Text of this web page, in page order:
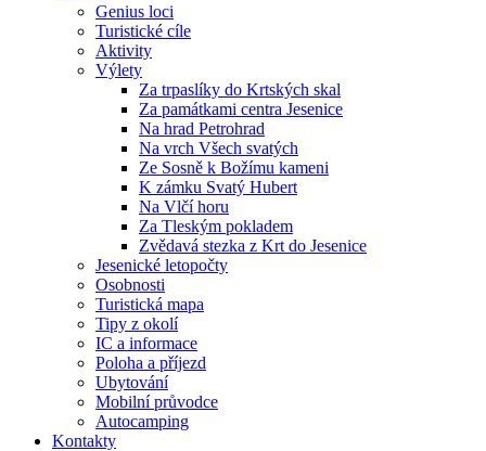
Genius loci
Turistické cíle
Aktivity
Výlety
Za trpaslíky do Krtských skal
Za památkami centra Jesenice
Na hrad Petrohrad
Na vrch Všech svatých
Ze Sosně k Božímu kameni
K zámku Svatý Hubert
Na Vlčí horu
Za Tleským pokladem
Zvědavá stezka z Krt do Jesenice
Jesenické letopočty
Osobnosti
Turistická mapa
Tipy z okolí
IC a informace
Poloha a příjezd
Ubytování
Mobilní průvodce
Autocamping
Kontakty